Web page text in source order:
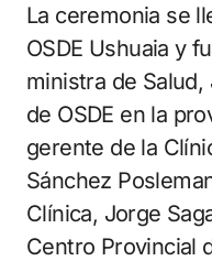
La ceremonia se
OSDE Ushuaia y
ministra de
de OSDE en la
gerente de la
Sánchez
Clínica, Jorge
Centro Provincial